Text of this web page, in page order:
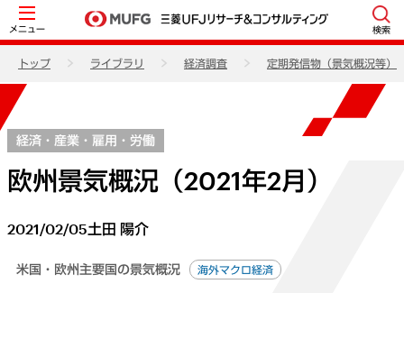
メニュー 検索
トップ ライブラリ 経済調査 定期発信物（景気概況等）
経済・産業・雇用・労働
欧州景気概況（2021年2月）
2021/02/05土田 陽介
米国・欧州主要国の景気概況 海外マクロ経済